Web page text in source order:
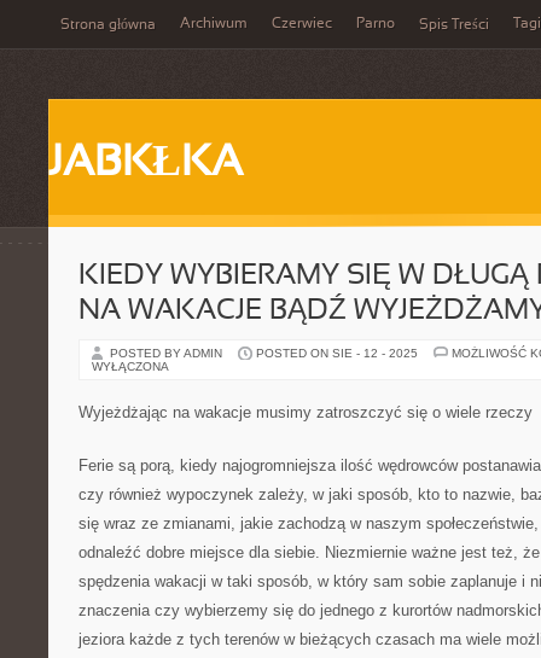
Strona główna Archiwum Czerwiec Parno Spis Treści Tagi
JABKŁKA
KIEDY WYBIERAMY SIĘ W
NA WAKACJE BĄDŹ
POSTED BY ADMIN POSTED ON SIE - 12 - 2025
MOŻLIWOŚĆ
WYŁĄCZONA
Wyjeżdżając na wakacje musimy zatroszczyć się o wiele rzeczy
Ferie są porą, kiedy najogromniejsza ilość wędrowców
czy również wypoczynek zależy, w jaki sposób, kto to nazwie,
się wraz ze zmianami, jakie zachodzą w naszym
odnaleźć dobre miejsce dla siebie. Niezmiernie ważne jest też,
spędzenia wakacji w taki sposób, w który sam sobie zaplanuje i
znaczenia czy wybierzemy się do jednego z kurortów
jeziora każde z tych terenów w bieżących czasach ma wiele